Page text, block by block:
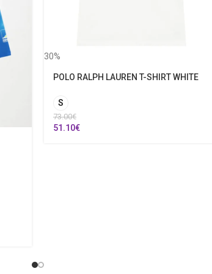
30%
POLO RALPH LAUREN T-SHIRT WHITE
S
73.00€
51.10€